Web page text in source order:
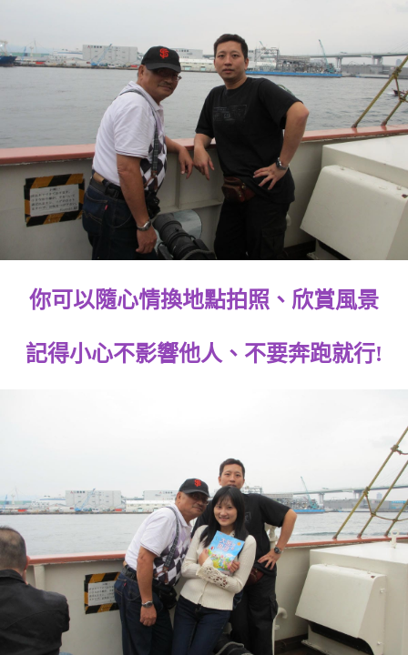
你可以隨心情換地點拍照、欣賞風景
記得小心不影響他人、不要奔跑就行!